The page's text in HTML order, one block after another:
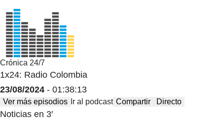
Crónica 24/7
1x24: Radio Colombia
23/08/2024 - 01:38:13
Ver más episodios Ir al podcast Compartir Directo
Noticias en 3′